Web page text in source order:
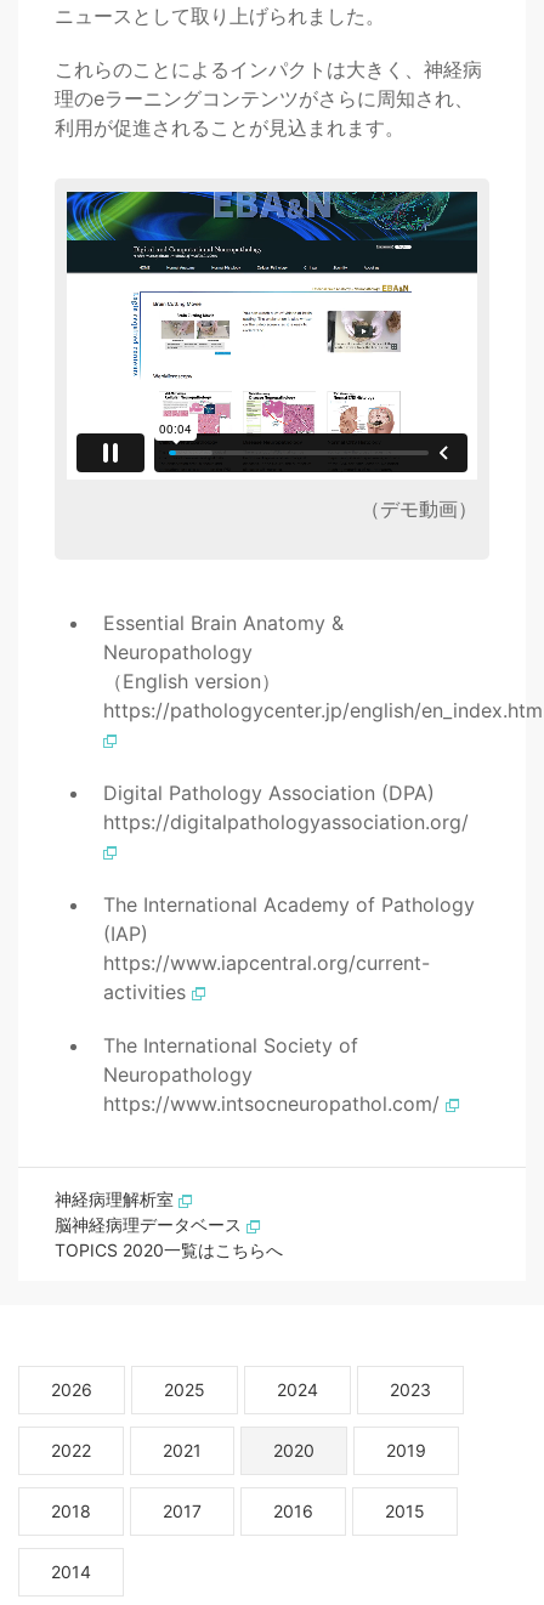
ニュースとして取り上げられました。
これらのことによるインパクトは大きく、神経病
理のeラーニングコンテンツがさらに周知され、
利用が促進されることが見込まれます。
（デモ動画）
Essential Brain Anatomy &
Neuropathology
（English version）
https://pathologycenter.jp/english/
Digital Pathology Association (DPA)
https://digitalpathologyassociation.org/
The International Academy of Pathology
(IAP)
https://www.iapcentral.org/current-
activities
The International Society of
Neuropathology
https://www.intsocneuropathol.com/
神経病理解析室
脳神経病理データベース
TOPICS 2020一覧はこちらへ
2026 2025 2024 2023
2022 2021 2020 2019
2018 2017 2016 2015
2014